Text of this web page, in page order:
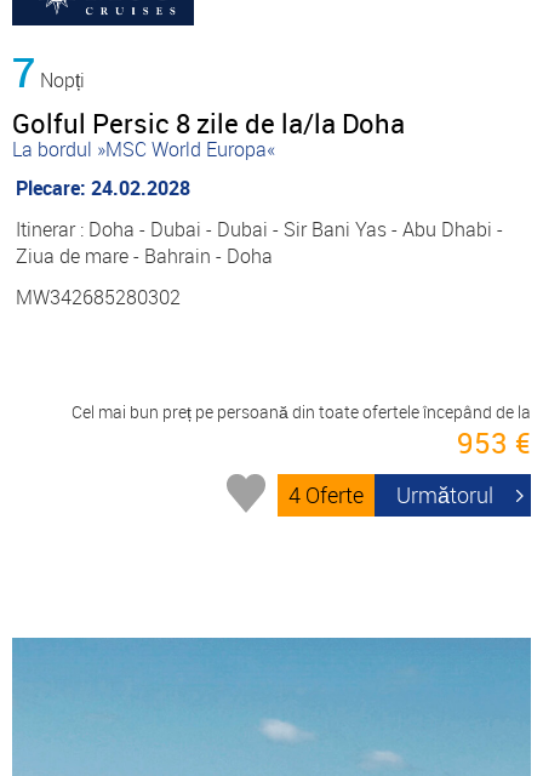
7 Nopți
Golful Persic 8 zile de la/la Doha
La bordul »MSC World Europa«
Plecare: 24.02.2028
Itinerar : Doha - Dubai - Dubai - Sir Bani Yas - Abu Dhabi -
Ziua de mare - Bahrain - Doha
MW342685280302
Cel mai bun preț pe persoană din toate ofertele începând de la
953 €
4 Oferte Următorul